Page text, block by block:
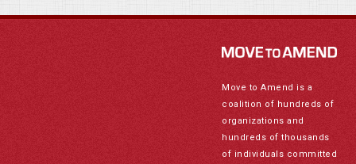
Move to Amend is a
coalition of hundreds of
organizations and
hundreds of thousands
of individuals committed